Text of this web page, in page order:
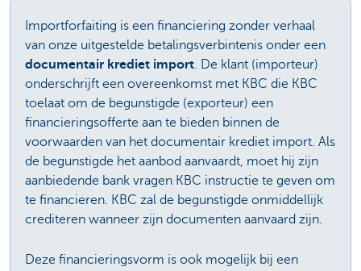
Importforfaiting is een financiering zonder verhaal
van onze uitgestelde betalingsverbintenis onder een
documentair krediet import. De klant (importeur)
onderschrijft een overeenkomst met KBC die KBC
toelaat om de begunstigde (exporteur) een
financieringsofferte aan te bieden binnen de
voorwaarden van het documentair krediet import. Als
de begunstigde het aanbod aanvaardt, moet hij zijn
aanbiedende bank vragen KBC instructie te geven om
te financieren. KBC zal de begunstigde onmiddellijk
crediteren wanneer zijn documenten aanvaard zijn.
Deze financieringsvorm is ook mogelijk bij een